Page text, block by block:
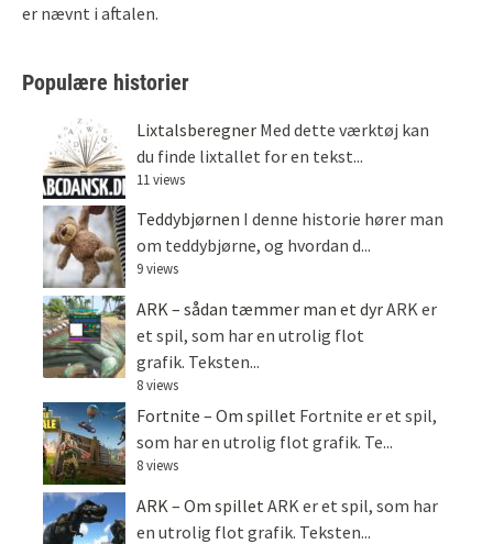
er nævnt i aftalen.
Populære historier
Lixtalsberegner Med dette værktøj kan
du finde lixtallet for en tekst...
11 views
Teddybjørnen I denne historie hører man
om teddybjørne, og hvordan d...
9 views
ARK – sådan tæmmer man et dyrARK er
et spil, som har en utrolig flot
grafik. Teksten...
8 views
Fortnite – Om spillet Fortnite er et spil,
som har en utrolig flot grafik. Te...
8 views
ARK – Om spillet ARK er et spil, som har
en utrolig flot grafik. Teksten...